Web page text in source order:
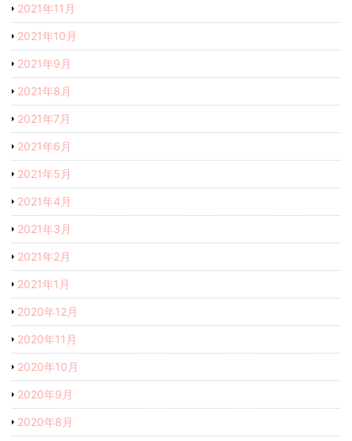
2021年11月
2021年10月
2021年9月
2021年8月
2021年7月
2021年6月
2021年5月
2021年4月
2021年3月
2021年2月
2021年1月
2020年12月
2020年11月
2020年10月
2020年9月
2020年8月